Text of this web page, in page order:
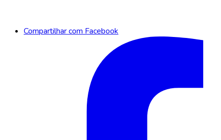
Compartilhar com Facebook